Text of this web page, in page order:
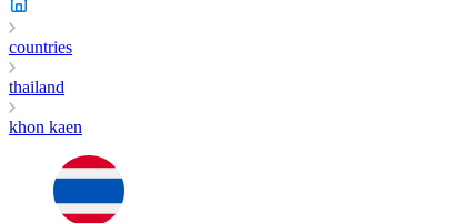
countries
thailand
khon kaen